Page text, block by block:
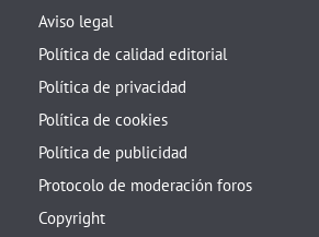
Aviso legal
Política de calidad editorial
Política de privacidad
Política de cookies
Política de publicidad
Protocolo de moderación foros
Copyright